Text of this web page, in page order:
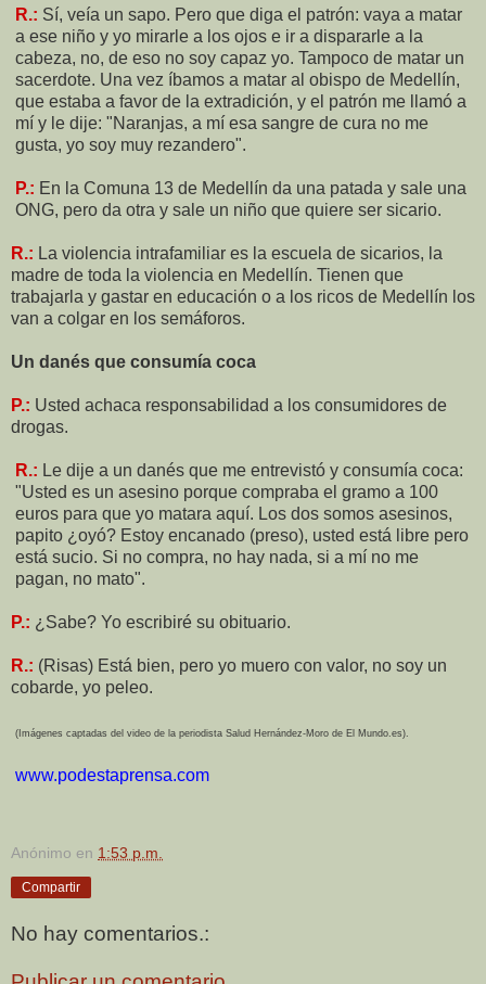
R.: Sí, veía un sapo. Pero que diga el patrón: vaya a matar
a ese niño y yo mirarle a los ojos e ir a dispararle a la
cabeza, no, de eso no soy capaz yo. Tampoco de matar un
sacerdote. Una vez íbamos a matar al obispo de Medellín,
que estaba a favor de la extradición, y el patrón me llamó a
mí y le dije: "Naranjas, a mí esa sangre de cura no me
gusta, yo soy muy rezandero".
P.: En la Comuna 13 de Medellín da una patada y sale una
ONG, pero da otra y sale un niño que quiere ser sicario.
R.: La violencia intrafamiliar es la escuela de sicarios, la
madre de toda la violencia en Medellín. Tienen que
trabajarla y gastar en educación o a los ricos de Medellín los
van a colgar en los semáforos.
Un danés que consumía coca
P.: Usted achaca responsabilidad a los consumidores de
drogas.
R.: Le dije a un danés que me entrevistó y consumía coca:
"Usted es un asesino porque compraba el gramo a 100
euros para que yo matara aquí. Los dos somos asesinos,
papito ¿oyó? Estoy encanado (preso), usted está libre pero
está sucio. Si no compra, no hay nada, si a mí no me
pagan, no mato".
P.: ¿Sabe? Yo escribiré su obituario.
R.: (Risas) Está bien, pero yo muero con valor, no soy un
cobarde, yo peleo.
(Imágenes captadas del video de la periodista Salud Hernández-Moro de El Mundo.es).
www.podestaprensa.com
Anónimo en 1:53 p.m.
Compartir
No hay comentarios.: